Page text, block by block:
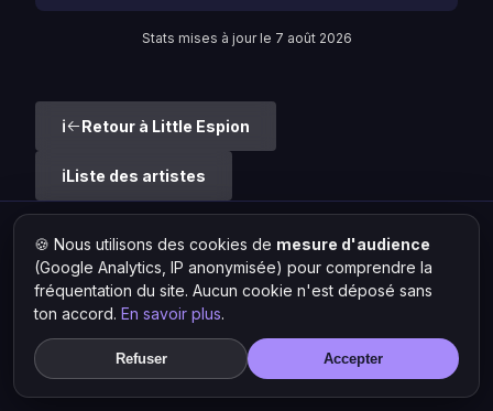
Stats mises à jour le 7 août 2026
Retour à Little Espion
Liste des artistes
Hit Lokal·L'actu rap & musique urbaine
© 2026 — Tous droits réservés ·Mentions légales·Gérer les
cookies
🍪 Nous utilisons des cookies de mesure d'audience
(Google Analytics, IP anonymisée) pour comprendre la
fréquentation du site. Aucun cookie n'est déposé sans
ton accord. En savoir plus.
Refuser Accepter